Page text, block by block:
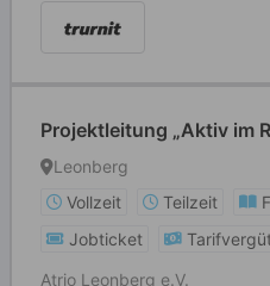
Projektleitung „Aktiv im
Leonberg
Vollzeit
Teilzeit
Jobticket
Atrio Leonberg e.V.